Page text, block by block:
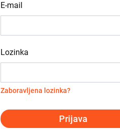
E-mail
Lozinka
Zaboravljena lozinka?
Prijava